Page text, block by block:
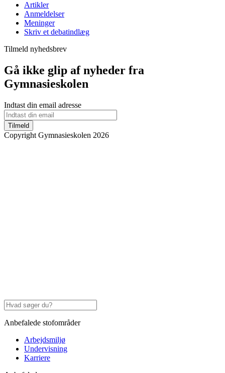
Artikler
Anmeldelser
Meninger
Skriv et debatindlæg
Tilmeld nyhedsbrev
Gå ikke glip af nyheder fra
Gymnasieskolen
Indtast din email adresse
Tilmeld
Copyright Gymnasieskolen 2026
Anbefalede stofområder
Arbejdsmiljø
Undervisning
Karriere